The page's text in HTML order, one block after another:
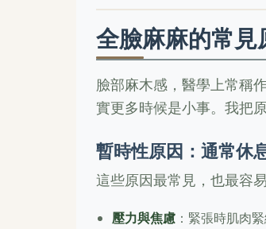
全臉麻麻的常見
臉部麻木感，醫學上常稱
實更多時候是小事。我把
暫時性原因：通常休
這些原因最常見，也最容易
壓力與焦慮 ：緊張時肌肉